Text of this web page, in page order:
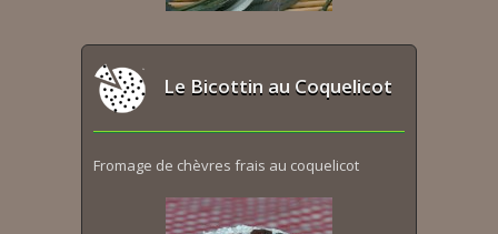
Le Bicottin au Coquelicot
Fromage de chèvres frais au coquelicot